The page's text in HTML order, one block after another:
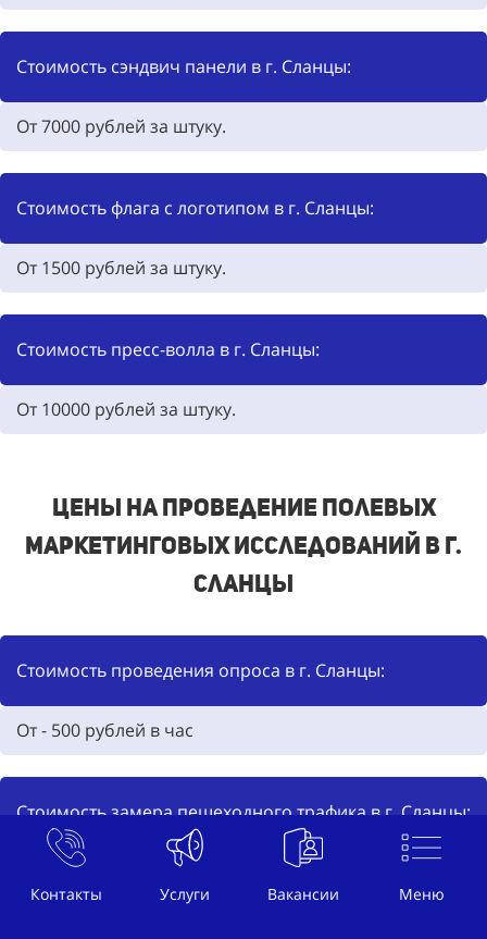
Контакты Услуги Вакансии Меню
Стоимость сэндвич панели в г. Сланцы:
От7000 рублей за штуку.
Стоимость флага с логотипом в г. Сланцы:
От 1500 рублей за штуку.
Стоимость пресс-волла в г. Сланцы:
От 10000 рублей за штуку.
Цены на проведение полевых
маркетинговых исследований в г.
Сланцы
Стоимость проведения опроса в г. Сланцы:
От - 500 рублей в час
Стоимость замера пешеходного трафика в г. Сланцы:
Подсчет в ручную от -